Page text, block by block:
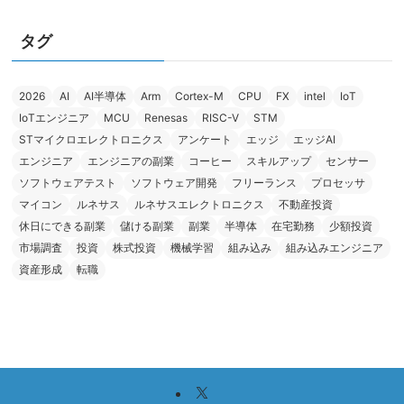
タグ
2026 AI AI半導体 Arm Cortex-M CPU FX intel
IoT
IoTエンジニア
MCU Renesas RISC-V
STM
STマイクロエレクトロニクス
アンケート エッジ
エッジAI
エンジニア
エンジニアの副業 コーヒー スキルアップ
センサー
ソフトウェアテスト
ソフトウェア開発 フリーランス
プロセッサ
マイコン
ルネサス ルネサスエレクトロニクス
不動産投資
休日にできる副業
儲ける副業 副業 半導体 在宅勤務
少額投資
市場調査
投資 株式投資 機械学習 組み込み
組み込みエンジニア
資産形成
転職